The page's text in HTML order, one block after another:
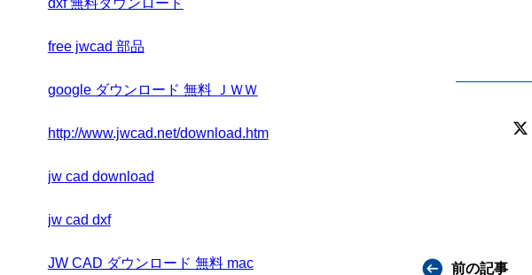
前の記事
dxf 無料ダウンロード
free jwcad 部品
google ダウンロード 無料 ＪＷＷ
http://www.jwcad.net/download.htm
jw cad download
jw cad dxf
JW CAD ダウンロード 無料 mac